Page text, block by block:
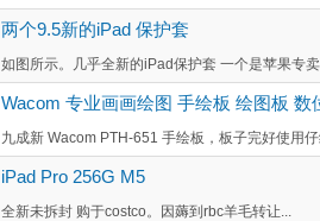
两个9.5新的iPad 保护套
如图所示。几乎全新的iPad保护套 一个是苹果专
Wacom 专业画画绘图 手绘板 绘图板 数
九成新 Wacom PTH-651 手绘板，板子完好使用
iPad Pro 256G M5
全新未拆封 购于costco。因薅到rbc羊毛转让...